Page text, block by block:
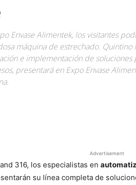
Envase Alimentek, los visitantes
máquina de estrechado.
e implementación de soluciones
presentará en Expo Envase
Advertisement
316, los especialistas en
su línea completa de